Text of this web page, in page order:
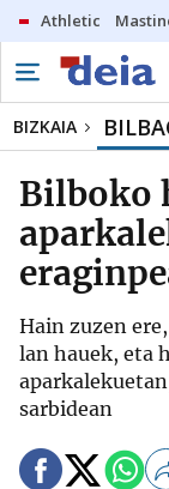
Athletic
BIZKAIA
Bilboko
Hain zuzen
lan hauek, eta
sarbidean